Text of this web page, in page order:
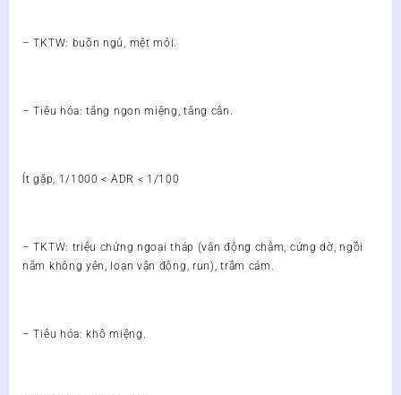
– TKTW: buồn ngủ, mệt mỏi.
– Tiêu hóa: tăng ngon miệng, tăng cân.
Ít gặp, 1/1000 < ADR < 1/100
– TKTW: triệu chứng ngoại tháp (vận động chậm, cứng dờ, ngồi
nằm không yên, loạn vận động, run), trầm cảm.
– Tiêu hóa: khô miệng.